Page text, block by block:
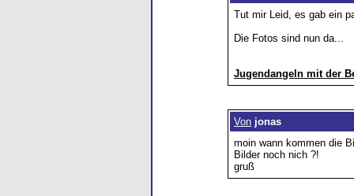
Tut mir Leid, es gab ein
Die Fotos sind nun da...
Jugendangeln mit der
Von jonas
moin wann kommen die
Bilder noch nich ?!
gruß